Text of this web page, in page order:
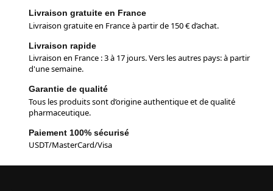
Livraison gratuite en France
Livraison gratuite en France à partir de 150 € d’achat.
Livraison rapide
Livraison en France : 3 à 17 jours. Vers les autres pays: à partir
d'une semaine.
Garantie de qualité
Tous les produits sont d’origine authentique et de qualité
pharmaceutique.
Paiement 100% sécurisé
USDT/MasterCard/Visa